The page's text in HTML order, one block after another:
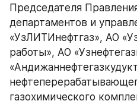
Председателя
департаментов и
«УзЛИТИнефтгаз», АО
работы», АО
газохимического